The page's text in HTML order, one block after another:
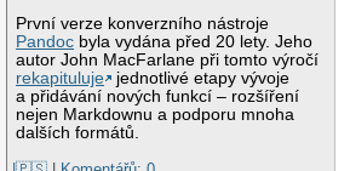
První verze konverzního nástroje
Pandoc byla vydána před 20 lety. Jeho
autor John MacFarlane při tomto výročí
rekapituluje
jednotlivé etapy vývoje
a přidávání nových funkcí – rozšíření
nejen Markdownu a podporu mnoha
dalších formátů.